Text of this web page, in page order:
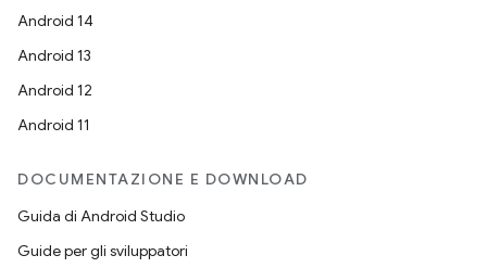
Android 14
Android 13
Android 12
Android 11
DOCUMENTAZIONE E DOWNLOAD
Guida di Android Studio
Guide per gli sviluppatori